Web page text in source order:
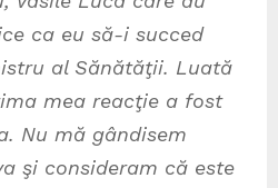
ca eu să-i succed
al Sănătăţii. Luată
mea reacţie a fost
Nu mă gândisem
şi consideram că este